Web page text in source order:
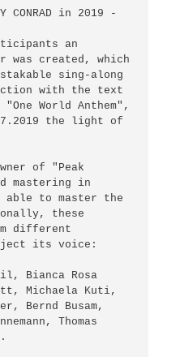
CONRAD in 2019 -
an
was created, which
sing-along
with the text
World Anthem",
the light of
of "Peak
mastering in
able to master the
these
different
its voice:
Bianca Rosa
Michaela Kuti,
Bernd Busam,
Thomas